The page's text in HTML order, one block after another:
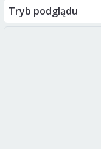
Tryb podglądu